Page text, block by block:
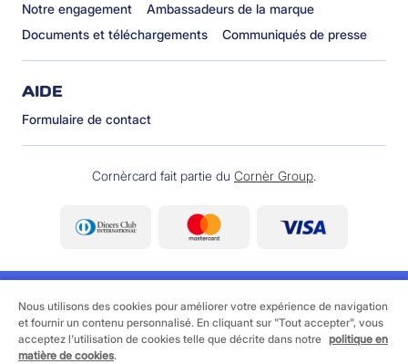
Notre engagement
Ambassadeurs de la marque
Documents et téléchargements
Communiqués de presse
AIDE
Formulaire de contact
Cornèrcard fait partie du Cornèr Group.
©2026 Cornèrcard - Cornèr Banque SA, Cornèrcard,
Via Canova 16, 6901 Lugano
Nous utilisons des cookies pour améliorer votre expérience de navigation
et fournir un contenu personnalisé. En cliquant sur "Tout accepter", vous
acceptez l'utilisation de cookies telle que décrite dans notre politique en
matière de cookies.